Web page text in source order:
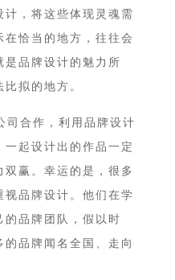
计，将这些体现灵魂需
恰当的地方，往往会
是品牌设计的魅力所
拟的地方。
司合作，利用品牌设计
起设计出的作品一定
赢。幸运的是，很多
品牌设计。他们在学
的品牌团队，假以时
的品牌闻名全国、走向